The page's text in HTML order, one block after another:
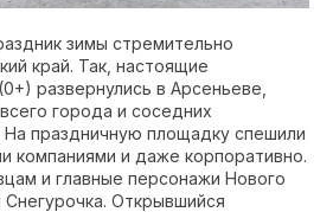
зимы стремительно
край. Так, настоящие
развернулись в Арсеньеве,
города и соседних
На праздничную площадку спешили
компаниями и даже корпоративно.
и главные персонажи Нового
Открывшийся